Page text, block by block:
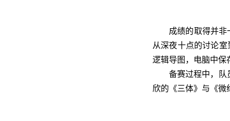
成绩的取得并
从深夜十点的讨论
逻辑导图，电脑中保
备赛过程中，队
欣的《三体》与《微